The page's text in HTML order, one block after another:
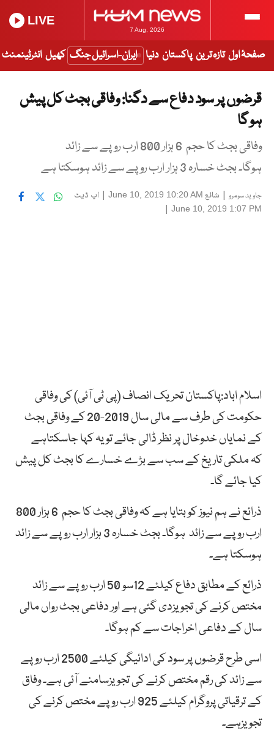
7 Aug, 2026
LIVE
صفحۂ اول تازہ ترین پاکستان دنیا ایران-اسرائیل جنگ کھیل انٹرٹینمنٹ
قرضوں پر سود دفاع سے دگنا: وفاقی بجٹ کل پیش
ہو گا
وفاقی بجٹ کا حجم 6 ہزار 800 ارب روپے سے زائد
ہوگا۔ بجٹ خسارہ 3 ہزار ارب روپے سے زائد ہوسکتا ہے
جاوید سومرو| شائع June 10, 2019 10:20 AM
| اپ ڈیٹ
June 10, 2019 1:07 PM
|
اسلام اباد:پاکستان تحریک انصاف (پی ٹی آئی) کی وفاقی
حکومت کی طرف سے مالی سال 2019-20 کے وفاقی بجٹ
کے نمایاں خدوخال پر نظر ڈالی جائے تو یہ کہا جاسکتاہے
کہ ملکی تاریخ کے سب سے بڑے خسارے کا بجٹ کل پیش
کیا جائے گا۔
ذرائع نے ہم نیوز کو بتایا ہے کہ وفاقی بجٹ کا حجم 6 ہزار 800
ارب روپے سے زائد ہوگا۔ بجٹ خسارہ 3 ہزار ارب روپے سے زائد
ہوسکتا ہے۔
ذرائع کے مطابق دفاع کیلئے 12سو 50 ارب روپے سے زائد
مختص کرنے کی تجویزدی گئی ہے اور دفاعی بجٹ رواں مالی
سال کے دفاعی اخراجات سے کم ہوگا۔
اسی طرح قرضوں پر سود کی ادائیگی کیلئے 2500 ارب روپے
سے زائد کی رقم مختص کرنے کی تجویزسامنے آئی ہے۔ وفاق
کے ترقیاتی پروگرام کیلئے 925 ارب روپے مختص کرنے کی
تجویزہے۔